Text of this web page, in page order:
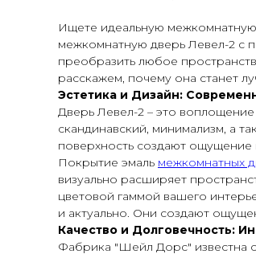
Ищете идеальную межкомнатную
межкомнатную дверь Левел-2 с
преобразить любое
расскажем, почему она станет
Эстетика и Дизайн:
Дверь Левел-2 – это
скандинавский, минимализм, а
поверхность создают ощущение
Покрытие эмаль межкомнатных
визуально расширяет
цветовой гаммой вашего
и актуально. Они создают
Качество и Долговечность:
Фабрика "Шейл Дорс" известна